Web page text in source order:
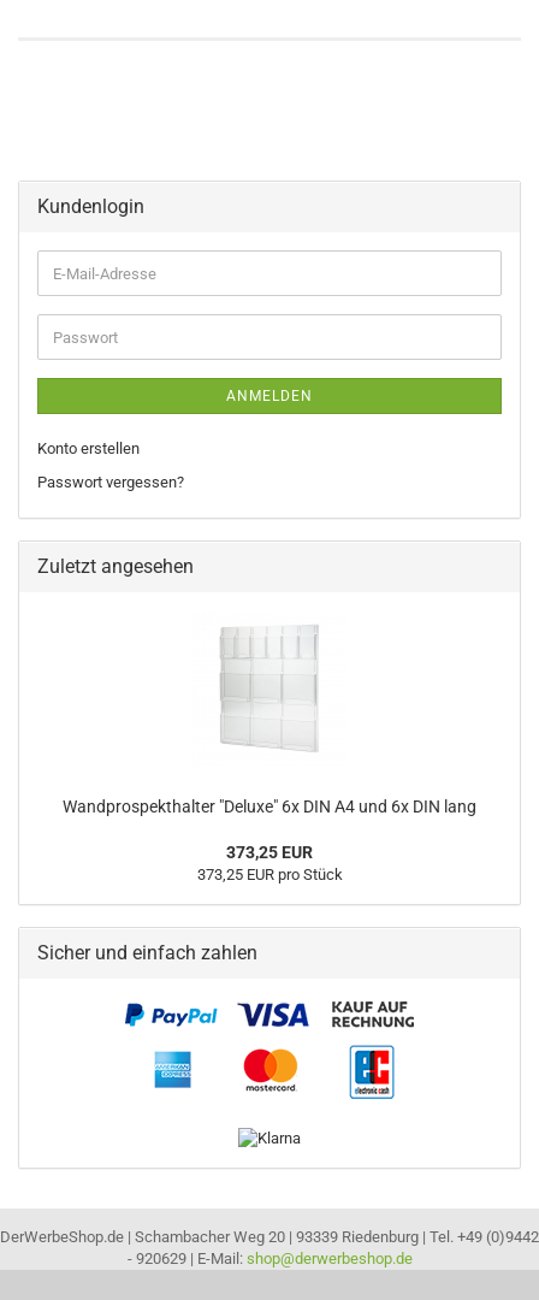
Kundenlogin
E-
Mail-
Adresse
Passwort
ANMELDEN
Konto erstellen
Passwort vergessen?
Zuletzt angesehen
Wandprospekthalter "Deluxe" 6x DIN A4 und 6x DIN lang
373,25 EUR
373,25 EUR pro Stück
Sicher und einfach zahlen
DerWerbeShop.de | Schambacher Weg 20 | 93339 Riedenburg | Tel. +49 (0)9442
- 920629 | E-Mail: shop@derwerbeshop.de